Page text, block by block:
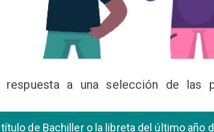
a una selección de las
de Bachiller o la libreta del último